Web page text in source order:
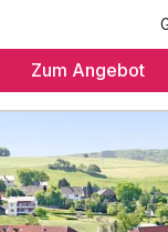
vom Buffet
-buffet am Abend
bei Kerzenschein am
und
über 400 m²
Zum Angebot